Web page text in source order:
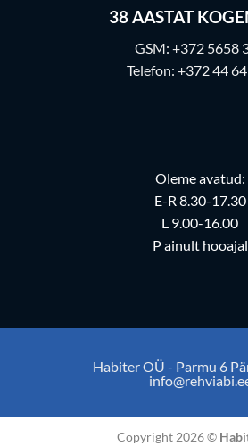
38AASTAT
GSM: +372 5658
Telefon: +372 44
Oleme avatud:
E-R 8.30-17.30
L 9.00-16.00
P ainult hooajal
Habiter OÜ - Parmu 6
Copyright 2026 ©